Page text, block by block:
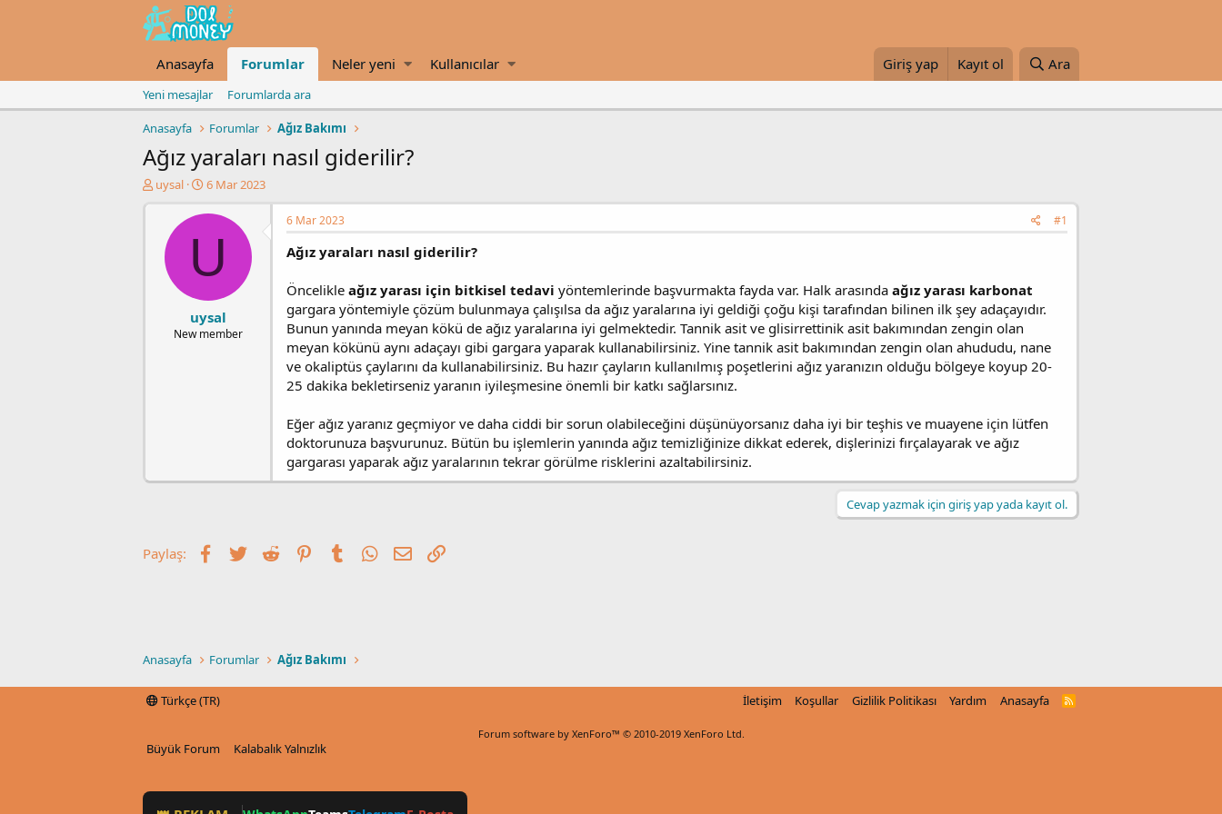
Anasayfa Forumlar Neler yeni Kullanıcılar Giriş yap Kayıt ol Ara
Yeni mesajlar Forumlarda ara
Anasayfa Forumlar Ağız Bakımı
Ağız yaraları nasıl giderilir?
K
uysal
B
ş
g
ı
ç
t
6 Mar 2023
U
uysal
New member
6 Mar 2023 #1
Ağız yaraları nasıl giderilir?
Öncelikle ağız yarası için bitkisel tedavi yöntemlerinde başvurmakta fayda var. Halk arasında ağız yarası karbonat
gargara yöntemiyle çözüm bulunmaya çalışılsa da ağız yaralarına iyi geldiği çoğu kişi tarafından bilinen ilk şey adaçayıdır.
Bunun yanında meyan kökü de ağız yaralarına iyi gelmektedir. Tannik asit ve glisirrettinik asit bakımından zengin olan
meyan kökünü aynı adaçayı gibi gargara yaparak kullanabilirsiniz. Yine tannik asit bakımından zengin olan ahududu, nane
ve okaliptüs çaylarını da kullanabilirsiniz. Bu hazır çayların kullanılmış poşetlerini ağız yaranızın olduğu bölgeye koyup 20-
25 dakika bekletirseniz yaranın iyileşmesine önemli bir katkı sağlarsınız.
Eğer ağız yaranız geçmiyor ve daha ciddi bir sorun olabileceğini düşünüyorsanız daha iyi bir teşhis ve muayene için lütfen
doktorunuza başvurunuz. Bütün bu işlemlerin yanında ağız temizliğinize dikkat ederek, dişlerinizi fırçalayarak ve ağız
gargarası yaparak ağız yaralarının tekrar görülme risklerini azaltabilirsiniz.
Cevap yazmak için giriş yap yada kayıt ol.
Paylaş: Facebook
TwitterReddit PinterestTumblrWhatsApp
E-postaLink
Anasayfa Forumlar Ağız Bakımı
Türkçe (TR) İletişim Koşullar Gizlilik Politikası Yardım Anasayfa
R
Forum software by XenForo™ © 2010-2019 XenForo Ltd.
Büyük Forum Kalabalık Yalnızlık